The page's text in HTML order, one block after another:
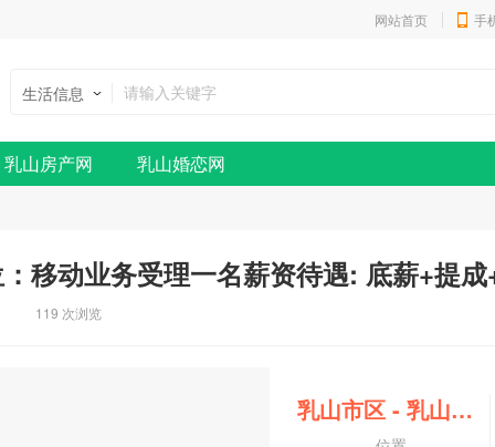
网站首页 手
生活信息
乳山房产网 乳山婚恋网
移动业务受理一名薪资待遇: 底薪+提成
119 次浏览
乳山市区 - 乳山市区